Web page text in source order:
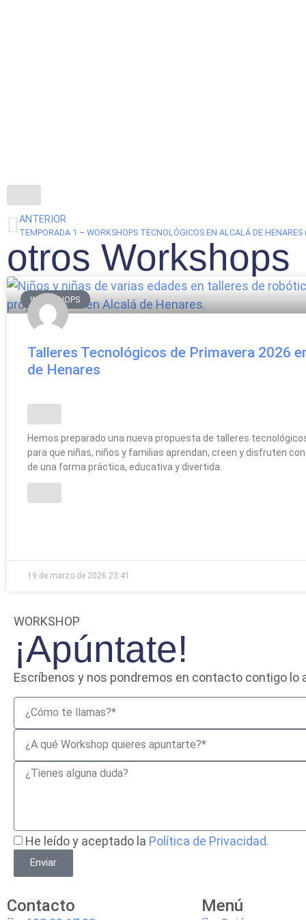
ANTERIOR
TEMPORADA 1 – WORKSHOPS TECNOLÓGICOS EN ALCALÁ DE HENARES
otros Workshops
WORKSHOPS
Talleres Tecnológicos de Primavera 2026
de Henares
Hemos preparado una nueva propuesta de talleres
para que niñas, niños y familias aprendan, creen y disfruten
de una forma práctica, educativa y divertida.
19 de marzo de 2026 23:41
WORKSHOP
¡Apúntate!
Escríbenos y nos pondremos en contacto contigo lo
He leído y aceptado la Política de Privacidad.
Enviar
Contacto Menú